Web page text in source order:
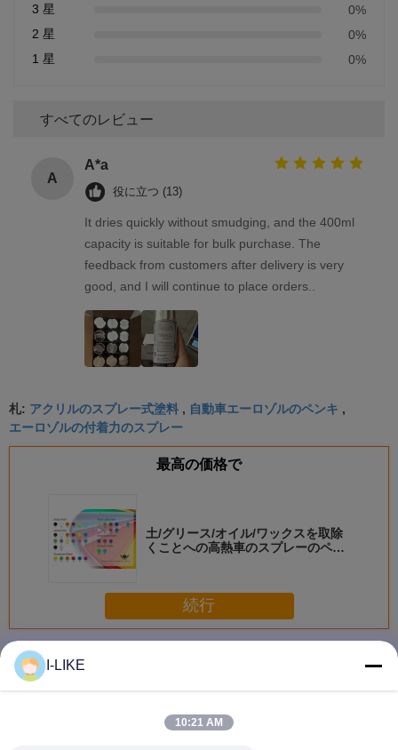
3 星
0%
2 星
0%
1 星
0%
すべてのレビュー
A
A*a
役に立つ (13)
It dries quickly without smudging, and the 400ml
capacity is suitable for bulk purchase. The
feedback from customers after delivery is very
good, and I will continue to place orders..
札: アクリルのスプレー式塗料 , 自動車エーロゾルのペンキ ,
エーロゾルの付着力のスプレー
最高の価格で
土/グリース/オイル/ワックスを取除
くことへの高熱車のスプレーのペン
続行
多くスプレーのペンキ
I-LIKE
10:21 AM